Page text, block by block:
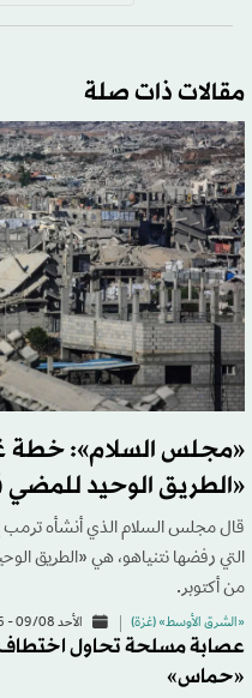
مقالات ذات صلة
«مجلس السلام»: خطة
«الطريق الوحيد للمضي
قال مجلس السلام الذي أنشأه ترمب
التي رفضها نتنياهو، هي «الطريق
من أكتوبر.
«الشرق الأوسط» (غزة) الأحد 09/08 - 21:46
عصابة مسلحة تحاول
«حماس»